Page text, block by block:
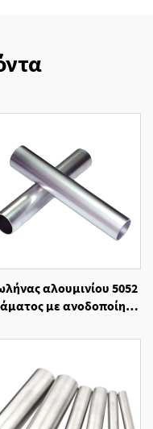
αλουμινίου 5052
με ανοδοποίηση
παραγγελίας